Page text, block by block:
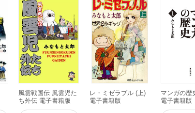
風雲戦国伝 風雲児た
ち外伝 電子書籍版
レ・ミゼラブル (上)
電子書籍版
マンガの歴
電子書籍版